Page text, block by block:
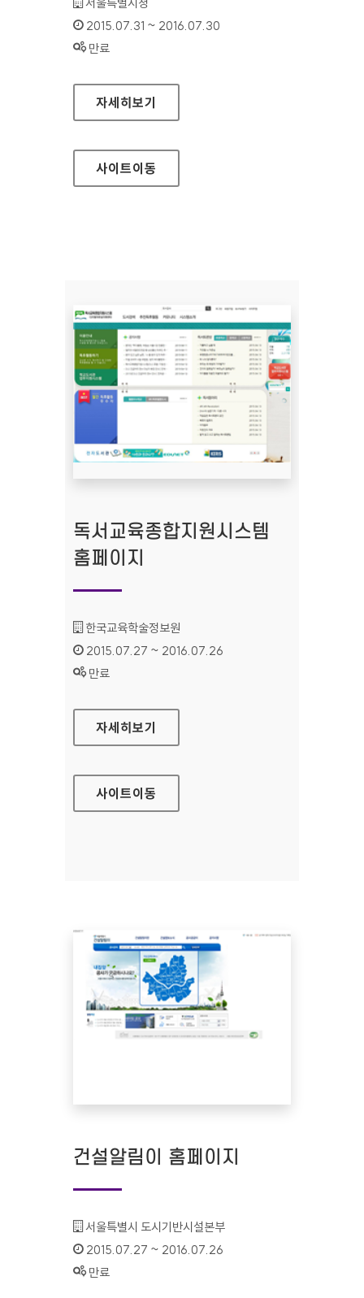
인증기간 :
2015.07.31 ~ 2016.07.30
상태 :
만료
서울시 에코마일리지 홈페이지
자세히보기
사이트이동
독서교육종합지원시스템
홈페이지
기관명 :
한국교육학술정보원
인증기간 :
2015.07.27 ~ 2016.07.26
상태 :
만료
독서교육종합지원시스템 홈페이지
자세히보기
사이트이동
건설알림이 홈페이지
기관명 :
서울특별시 도시기반시설본부
인증기간 :
2015.07.27 ~ 2016.07.26
상태 :
만료